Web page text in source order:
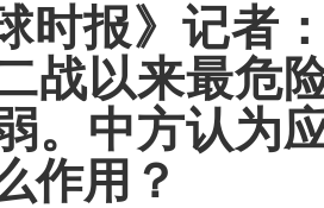
时报》记者
战以来最危
。中方认为
作用？